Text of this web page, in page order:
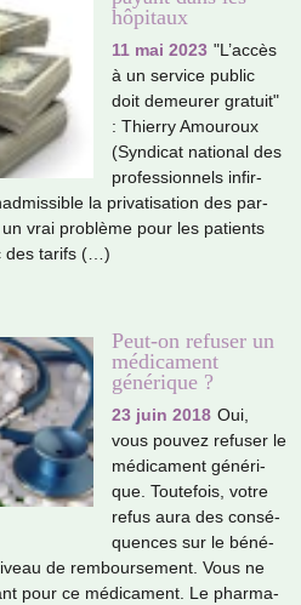
hôpitaux
11 mai 2023 "L’accès
à un ser­vice public
doit demeu­rer gra­tuit"
: Thierry Amouroux
(Syndicat natio­nal des
pro­fes­sion­nels infir­
la pri­va­ti­sa­tion des par­
un vrai pro­blème pour les patients
des tarifs (…)
Peut-on refuser un
médicament
générique ?
23 juin 2018 Oui,
vous pouvez refu­ser le
médi­ca­ment géné­ri­
que. Toutefois, votre
refus aura des consé­
quen­ces sur le béné­
de rem­bour­se­ment. Vous ne
pour ce médi­ca­ment. Le phar­ma­